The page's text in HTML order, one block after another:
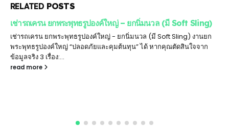
RELATED POSTS
เช่ารถเครน ยกพระพุทธรูปองค์ใหญ่ – ยกนิ่มนวล (มี Soft Sling)
เช่ารถเครน ยกพระพุทธรูปองค์ใหญ่ - ยกนิ่มนวล (มี Soft Sling) งานยก
พระพุทธรูปองค์ใหญ่ “ปลอดภัยและคุมต้นทุน” ได้ หากคุณตัดสินใจจาก
ข้อมูลจริง 3 เรื่อง:...
read more